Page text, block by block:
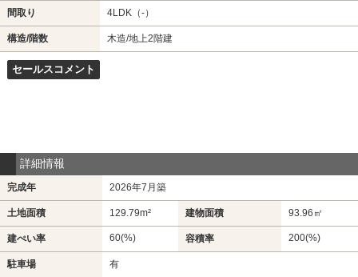
間取り 4LDK（-）
構造/階数 木造/地上2階建
セールスコメント
詳細情報
完成年 2026年7月築
土地面積 129.79m² 建物面積 93.96㎡
建ぺい率 60(%) 容積率 200(%)
駐車場 有